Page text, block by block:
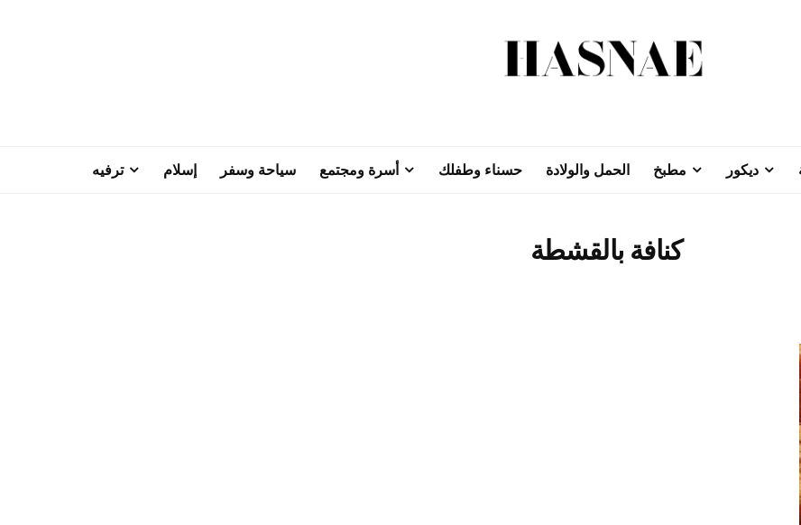
ديكور مطبخ الحمل والولادة حسناء وطفلك أسرة ومجتمع سياحة وسفر إسلام ترفيه
كنافة بالقشطة